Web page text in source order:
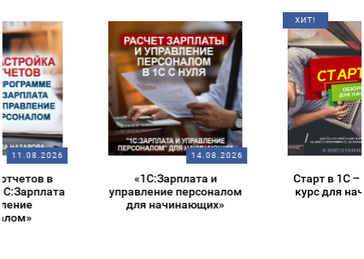
14.08.2026
«1С:Зарплата и
управление персоналом
для начинающих»
ХИТ!
14.08.2026
Старт в 1С – обзорный
курс для начинающих